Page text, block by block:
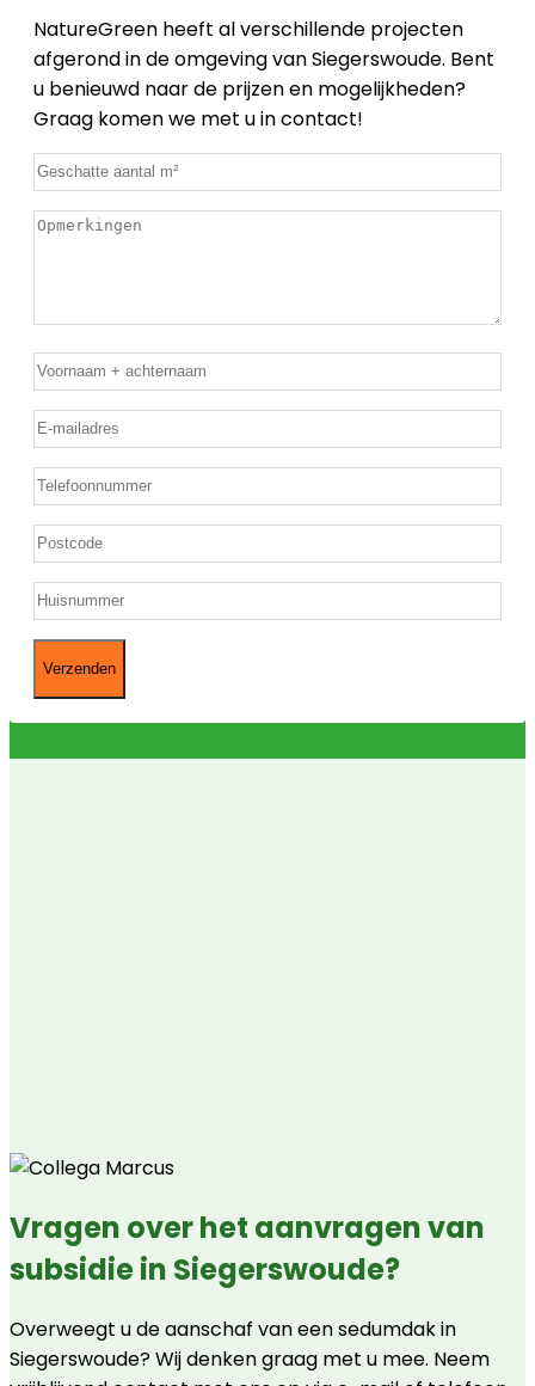
NatureGreen heeft al verschillende projecten
afgerond in de omgeving van Siegerswoude. Bent
u benieuwd naar de prijzen en mogelijkheden?
Graag komen we met u in contact!
Geschatte
m²*
Opmerkingen
Naam*
E-
mailadres*
Telefoon*
Postcode
Huisnummer
Vragen over het aanvragen van
subsidie in Siegerswoude?
Overweegt u de aanschaf van een sedumdak in
Siegerswoude? Wij denken graag met u mee. Neem